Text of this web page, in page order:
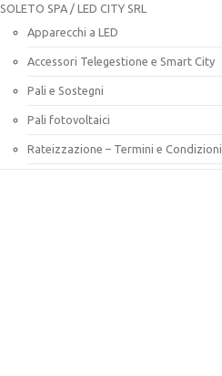
SOLETO SPA / LED CITY SRL
Apparecchi a LED
Accessori Telegestione e Smart City
Pali e Sostegni
Pali fotovoltaici
Rateizzazione – Termini e Condizioni